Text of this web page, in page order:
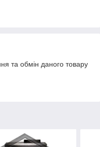
та обмін даного товару